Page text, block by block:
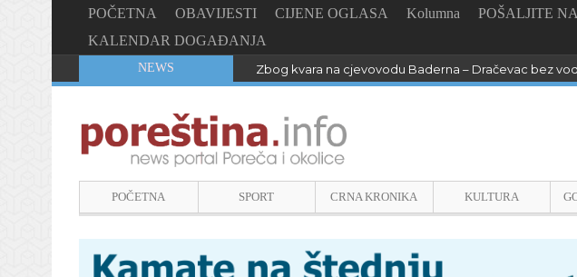
POČETNA OBAVIJESTI CIJENE OGLASA Kolumna
POŠALJITE
KALENDAR DOGAĐANJA
NEWS Zbog kvara na cjevovodu Baderna – Dračevac bez
POČETNA SPORT CRNA KRONIKA KULTURA